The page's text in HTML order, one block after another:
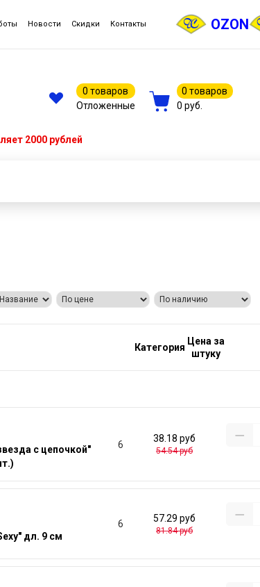
Новости Скидки Контакты OZON
0 товаров
Отложенные
0 товаров
0 руб.
2000 рублей
Категория
Цена за
штуку
с цепочкой"
6
38.18 руб
54.54 руб
дл. 9 см
6
57.29 руб
81.84 руб